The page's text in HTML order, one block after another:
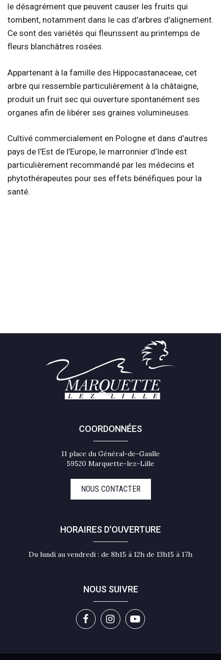
le désagrément que peuvent causer les fruits qui
tombent, notamment dans le cas d’arbres d’alignement.
Ce sont des variétés qui fleurissent au printemps de
fleurs blanchâtres rosées.
Appartenant à la famille des Hippocastanaceae, cet
arbre qui ressemble particulièrement à la châtaigne,
produit un fruit sec qui ouverture spontanément ses
organes afin de libérer ses graines volumineuses.
Cultivé commercialement en Pologne et dans d’autres
pays de l’Est de l’Europe, le marronnier d’Inde est
particulièrement recommandé par les médecins et
phytothérapeutes pour ses effets bénéfiques pour la
santé.
COORDONNÉES
11 place du Général-de-Gaulle
59520 Marquette-lez-Lille
NOUS CONTACTER
HORAIRES D'OUVERTURE
Du lundi au vendredi : de 8h15 à 12h de 13h15 à 17h
NOUS SUIVRE
Lien
vers
compte
Lien
vers
compte
Lien
vers
chaîne